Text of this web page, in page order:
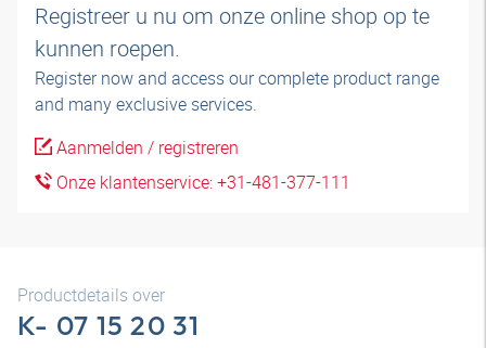
Registreer u nu om onze online shop op te
kunnen roepen.
Register now and access our complete product range
and many exclusive services.
Aanmelden / registreren
Onze klantenservice: +31-481-377-111
Productdetails over
K- 07 15 20 31